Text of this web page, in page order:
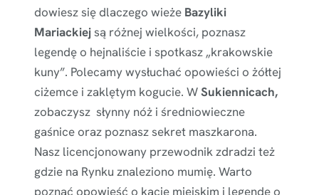
dowiesz się dlaczego wieże Bazyliki
Mariackiejsą różnej wielkości, poznasz
legendę o hejnaliście i spotkasz „krakowskie
kuny”. Polecamy wysłuchać opowieści o żółtej
ciżemce i zaklętym kogucie. WSukiennicach,
zobaczysz słynny nóż i średniowieczne
gaśnice oraz poznasz sekret maszkarona.
Nasz licencjonowany przewodnik zdradzi też
gdzie na Rynku znaleziono mumię. Warto
poznać opowieść o kacie miejskim i legendę o